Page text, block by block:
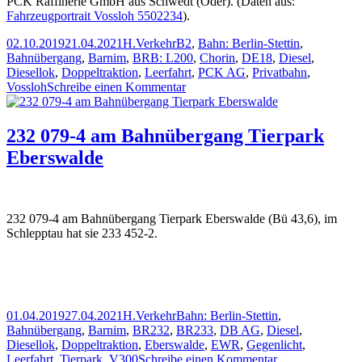
Fahrzeugportrait Vossloh 5502234).
Veröffentlicht
am
02.10.201921.04.2021Autor
H.Kategorien
VerkehrSchlagwörter
B2, Bahn: Berlin-Stettin,
Bahnübergang, Barnim, BRB: L200, Chorin, DE18, Diesel,
Diesellok, Doppeltraktion, Leerfahrt, PCK AG, Privatbahn,
VosslohSchreibe einen Kommentarzu
2
DE18
232 079-4 am Bahnübergang Tierpark
Eberswalde
232 079-4 am Bahnübergang Tierpark Eberswalde (Bü 43,6), im
Schlepptau hat sie 233 452-2.
Veröffentlicht
am
01.04.201927.04.2021Autor
H.Kategorien
VerkehrSchlagwörter
Bahn: Berlin-Stettin,
Bahnübergang, Barnim, BR232, BR233, DB AG, Diesel,
Diesellok, Doppeltraktion, Eberswalde, EWR, Gegenlicht,
zu